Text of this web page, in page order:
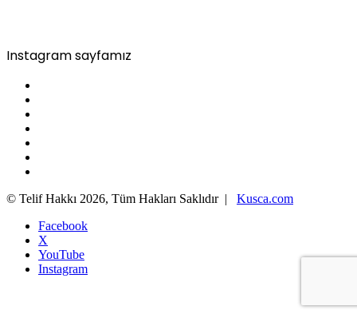
Instagram sayfamız
© Telif Hakkı 2026, Tüm Hakları Saklıdır | Kusca.com
Facebook
X
YouTube
Instagram